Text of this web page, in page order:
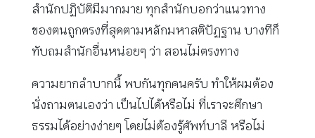
สำนักปฏิบัติมีมากมาย ทุกสำนักบอกว่าแนวทาง
ของตนถูกตรงที่สุดตามหลักมหาสติปัฏฐาน บางทีก็
ทับถมสำนักอื่นหน่อยๆ ว่า สอนไม่ตรงทาง
ความยากลำบากนี้ พบกันทุกคนครับ ทำให้ผมต้อง
นั่งถามตนเองว่า เป็นไปได้หรือไม่ ที่เราจะศึกษา
ธรรมได้อย่างง่ายๆ โดยไม่ต้องรู้ศัพท์บาลี หรือไม่